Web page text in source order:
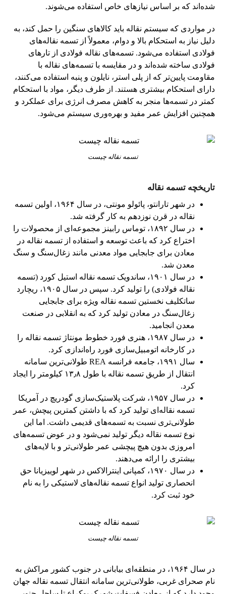
شده‌اند که بر اساس نیازهای خاص استفاده می‌شوند.
در مواردی که سیستم نقاله باید کالاهای سنگین را حمل کند، به
دلیل نیاز به استحکام بالا و دوام، معمولاً از تسمه نقاله‌های
فولادی استفاده می‌شود. تسمه‌های نقاله فولادی از تارهای
فولادی ساخته شده‌اند و در مقایسه با تسمه‌های نقاله با
مقاومت پایین‌تر که از پلی استر، نایلون و پنبه استفاده می‌کنند،
دارای استحکام بیشتری هستند. از طرف دیگر، مواد با استحکام
کمتر در تسمه‌ها منجر به کاهش مصرف انرژی برای عملکرد و
همچنین افزایش عمر مفید و بهره‌وری سیستم می‌شود.
تسمه نقاله چیست
تاریخچه تسمه نقاله
در شهر تارانتو، پائولو مونتی، در سال ۱۹۶۴، اولین تسمه
نقاله در قرن نوزدهم به کار گرفته شد.
در سال ۱۸۹۲، توماس رابینز مجموعه‌ای از محصولات را
اختراع کرد که باعث توسعه و استفاده از تسمه نقاله در
معادن برای جابجایی مواد معدنی مانند زغال‌سنگ و سنگ
معدن شد.
در سال ۱۹۰۱، ساندویک تسمه نقاله استیل کورد (تسمه
نقاله فولادی) را تولید کرد. سپس در سال ۱۹۰۵، ریچارد
ساتکلیف نخستین تسمه نقاله ویژه برای جابجایی
زغال‌سنگ در معادن تولید کرد که به انقلابی در صنعت
معدن انجامید.
در سال ۱۹۸۷، هنری فورد خطوط مونتاژ تسمه نقاله را
در کارخانه اتومبیل‌سازی فورد راه‌اندازی کرد.
سال ۱۹۹۱، جامعه فرانسه REA طولانی‌ترین سامانه
انتقال از طریق تسمه نقاله با طول ۱۳٫۸ کیلومتر را ایجاد
کرد.
در سال ۱۹۵۷، شرکت پلاستیک‌سازی گودریچ در آمریکا
تسمه نقاله‌ای تولید کرد که با داشتن کمترین پیچش، عمر
طولانی‌تری نسبت به تسمه‌های قدیمی داشت. اما این
نوع تسمه نقاله دیگر تولید نمی‌شود و در عوض تسمه‌های
امروزی بدون هیچ پیچشی عمر طولانی‌تر و با لایه‌های
بیشتری را ارائه می‌دهند.
در سال ۱۹۷۰، کمپانی اینترالاکس در شهر لوییزیانا حق
انحصاری تولید انواع تسمه نقاله‌های لاستیکی را به نام
خود ثبت کرد.
تسمه نقاله چیست
در سال ۱۹۶۴، در منطقه‌ای بیابانی در جنوب کشور مراکش به
نام صحرای غربی، طولانی‌ترین سامانه انتقال تسمه نقاله جهان